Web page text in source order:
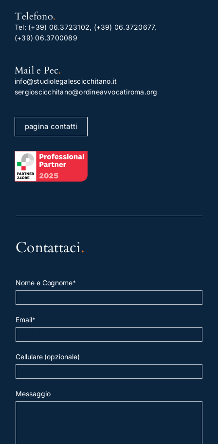
Telefono.
Tel: (+39) 06.3723102, (+39) 06.3720677,
(+39) 06.3700089
Mail e Pec.
info@studiolegalescicchitano.it
sergioscicchitano@ordineavvocatiroma.org
pagina contatti
Contattaci.
Nome e Cognome*
Email*
Cellulare (opzionale)
Messaggio